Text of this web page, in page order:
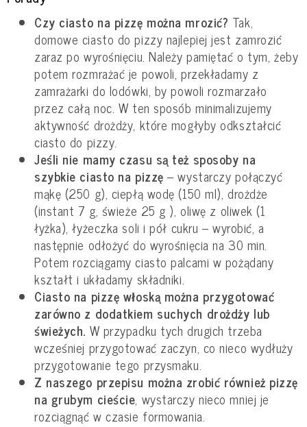
Czy ciasto na pizzę można mrozić? Tak,
domowe ciasto do pizzy najlepiej jest zamrozić
zaraz po wyrośnięciu. Należy pamiętać o tym, żeby
potem rozmrażać je powoli, przekładamy z
zamrażarki do lodówki, by powoli rozmarzało
przez całą noc. W ten sposób minimalizujemy
aktywność drożdży, które mogłyby odkształcić
ciasto do pizzy.
Jeśli nie mamy czasu są też sposoby na
szybkie ciasto na pizzę – wystarczy połączyć
mąkę (250 g), ciepłą wodę (150 ml), drożdże
(instant 7 g, świeże 25 g ), oliwę z oliwek (1
łyżka), łyżeczka soli i pół cukru – wyrobić, a
następnie odłożyć do wyrośnięcia na 30 min.
Potem rozciągamy ciasto palcami w pożądany
kształt i układamy składniki.
Ciasto na pizzę włoską można przygotować
zarówno z dodatkiem suchych drożdży lub
świeżych. W przypadku tych drugich trzeba
wcześniej przygotować zaczyn, co nieco wydłuży
przygotowanie tego przysmaku.
Z naszego przepisu można zrobić również pizzę
na grubym cieście, wystarczy nieco mniej je
rozciągnąć w czasie formowania.